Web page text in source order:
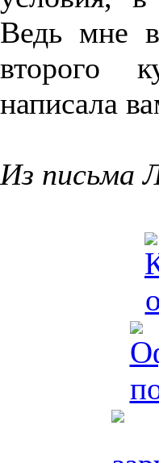
Ведь мне
второго
написала
Из письма